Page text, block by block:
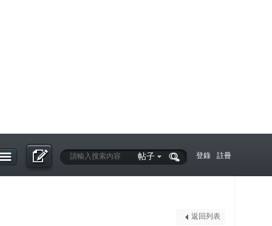
登錄 註冊
帖子
返回列表